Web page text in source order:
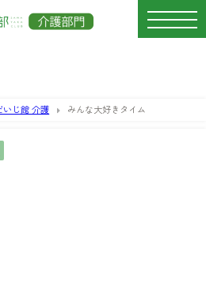
いじ館 介護 みんな大好きタイム